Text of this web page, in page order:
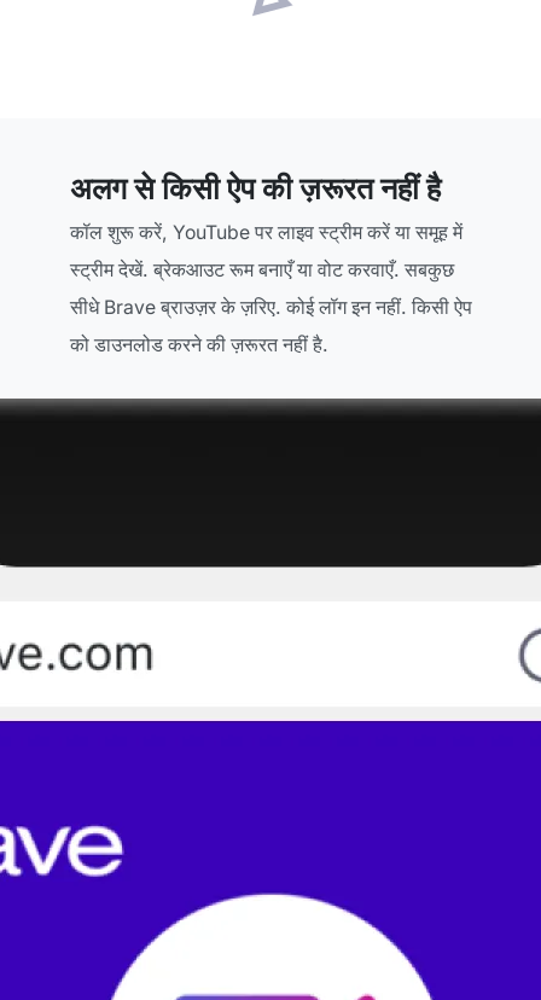
अलग से किसी ऐप की ज़रूरत नहीं है
कॉल शुरू करें, YouTube पर लाइव स्ट्रीम करें या समूह में
स्ट्रीम देखें. ब्रेकआउट रूम बनाएँ या वोट करवाएँ. सबकुछ
सीधे Brave ब्राउज़र के ज़रिए. कोई लॉग इन नहीं. किसी ऐप
को डाउनलोड करने की ज़रूरत नहीं है.